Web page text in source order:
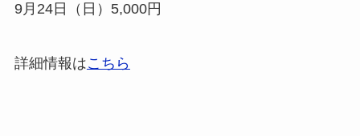
9月24日（日）5,000円
詳細情報はこちら